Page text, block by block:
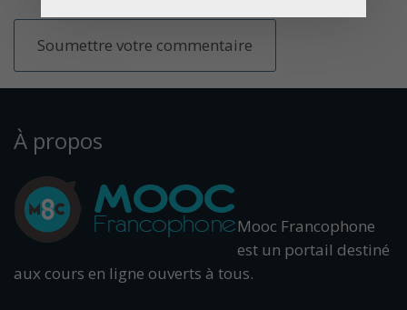
À propos
Mooc Francophone
est un portail destiné
aux cours en ligne ouverts à tous.